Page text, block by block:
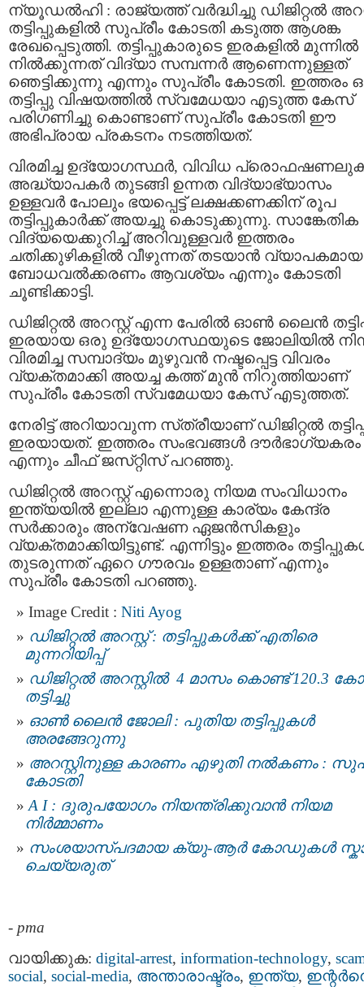
ന്യൂഡൽഹി : രാജ്യത്ത് വർദ്ധിച്ചു ഡിജിറ്റൽ
തട്ടിപ്പുകളിൽ സുപ്രീം കോടതി കടുത്ത ആശങ്ക
രേഖപ്പെടുത്തി. തട്ടിപ്പുകാരുടെ ഇരകളിൽ മുന്നിൽ
നിൽക്കുന്നത് വിദ്യാ സമ്പന്നർ ആണെന്നുള്ളത്
ഞെട്ടിക്കുന്നു എന്നും സുപ്രീം കോടതി. ഇത്തരം
തട്ടിപ്പു വിഷയത്തിൽ സ്വമേധയാ എടുത്ത കേസ്‌
പരിഗണിച്ചു കൊണ്ടാണ് സുപ്രീം കോടതി ഈ
അഭിപ്രായ പ്രകടനം നടത്തിയത്.
വിരമിച്ച ഉദ്യോഗസ്ഥർ, വിവിധ
അദ്ധ്യാപകർ തുടങ്ങി ഉന്നത വിദ്യാഭ്യാസം
ഉള്ളവർ പോലും ഭയപ്പെട്ട് ലക്ഷക്കണക്കിന് രൂപ
തട്ടിപ്പുകാർക്ക് അയച്ചു കൊടുക്കുന്നു. സാങ്കേതിക
വിദ്യയെക്കുറിച്ച് അറിവുള്ളവർ ഇത്തരം
ചതിക്കുഴികളിൽ വീഴുന്നത് തടയാൻ വ്യാപകമായ
ബോധവൽക്കരണം ആവശ്യം എന്നും കോടതി
ചൂണ്ടിക്കാട്ടി.
ഡിജിറ്റൽ അറസ്റ്റ് എന്ന പേരിൽ ഓൺ ലൈൻ
ഇരയായ ഒരു ഉദ്യോഗസ്ഥയുടെ ജോലിയിൽ
വിരമിച്ച സമ്പാദ്യം മുഴുവൻ നഷ്ടപ്പെട്ട വിവരം
വ്യക്തമാക്കി അയച്ച കത്ത് മുൻ നിറുത്തിയാണ്
സുപ്രീം കോടതി സ്വമേധയാ കേസ് എടുത്തത്.
നേരിട്ട് അറിയാവുന്ന സ്‌ത്രീയാണ്‌ ഡിജിറ്റൽ
ഇരയായത്. ഇത്തരം സംഭവങ്ങൾ ദ‍ൗർഭാഗ്യകരം
എന്നും ചീഫ്‌ ജസ്‌റ്റിസ്‌ പറഞ്ഞു.
ഡിജിറ്റൽ അറസ്റ്റ് എന്നൊരു നിയമ സംവിധാനം
ഇന്ത്യയിൽ ഇല്ലാ എന്നുള്ള കാര്യം കേന്ദ്ര
സർക്കാരും അന്വേഷണ ഏജൻസികളും
വ്യക്തമാക്കിയിട്ടുണ്ട്. എന്നിട്ടും ഇത്തരം
തുടരുന്നത് ഏറെ ഗൗരവം ഉള്ളതാണ് എന്നും
സുപ്രീം കോടതി പറഞ്ഞു.
Image Credit : Niti Ayog
ഡിജിറ്റല്‍ അറസ്റ്റ് : തട്ടിപ്പുകള്‍ക്ക് എതിരെ
മുന്നറിയിപ്പ്
ഡിജിറ്റല്‍ അറസ്റ്റില്‍ 4 മാസം കൊണ്ട് 120.3
തട്ടിച്ചു
ഓണ്‍ ലൈന്‍ ജോലി : പുതിയ തട്ടിപ്പുകൾ
അരങ്ങേറുന്നു
അറസ്റ്റിനുള്ള കാരണം എഴുതി നൽകണം :
കോടതി
A I : ദുരുപയോഗം നിയന്ത്രിക്കുവാൻ നിയമ
നിര്‍മ്മാണം
സംശയാസ്പദമായ ക്യു-ആർ കോഡുകൾ
ചെയ്യരുത്
- pma
വായിക്കുക: digital-arrest, information-technology,
social, social-media, അന്താരാഷ്ട്രം, ഇന്ത്യ,